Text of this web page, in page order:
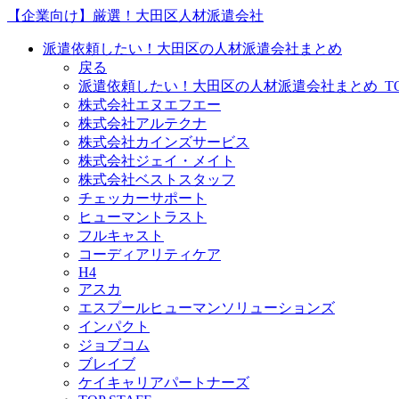
【企業向け】厳選！大田区人材派遣会社
派遣依頼したい！大田区の人材派遣会社まとめ
戻る
派遣依頼したい！大田区の人材派遣会社まとめ
株式会社エヌエフエー
株式会社アルテクナ
株式会社カインズサービス
株式会社ジェイ・メイト
株式会社ベストスタッフ
チェッカーサポート
ヒューマントラスト
フルキャスト
コーディアリティケア
H4
アスカ
エスプールヒューマンソリューションズ
インパクト
ジョブコム
ブレイブ
ケイキャリアパートナーズ